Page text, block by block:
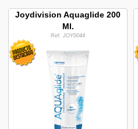
Joydivision Aquaglide 200
Ml.
Ref. JOY0044